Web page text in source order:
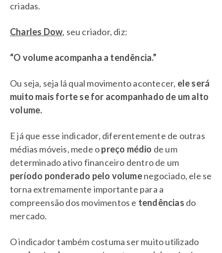
criadas.
Charles Dow, seu criador, diz:
“O volume acompanha a tendência.”
Ou seja, seja lá qual movimento acontecer, ele será
muito mais forte se for acompanhado de um alto
volume.
E já que esse indicador, diferentemente de outras
médias móveis, mede opreço médio de um
determinado ativo financeiro dentro de um
período ponderado pelo volumenegociado, ele se
torna extremamente importante para a
compreensão dos movimentos e tendências do
mercado.
O indicador também costuma ser muito utilizado